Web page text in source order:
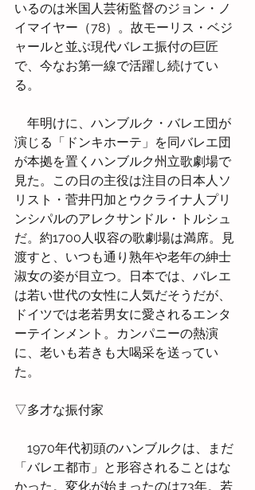
いるのは米国人芸術監督のジョン・ノ
イマイヤー（78）。故モーリス・ベジ
ャールと並ぶ現代バレエ振付の巨匠
で、今なお第一線で活躍し続けてい
る。
年明けに、ハンブルク・バレエ団が
演じる「ドンキホーテ」を同バレエ団
が本拠を置くハンブルク州立歌劇場で
見た。この日の主役は注目の日本人ソ
リスト・菅井円加とウクライナ人プリ
ンシパルのアレクサンドル・トルシュ
だ。約1700人収容の歌劇場は満席。見
渡すと、いつも通り熟年や老年の紳士
淑女の姿が目立つ。日本では、バレエ
は若い世代の女性に人気だそうだが、
ドイツでは老若男女に愛されるエンタ
ーテインメント。カンパニーの熱演
に、老いも若きも大喝采を送ってい
た。
▽多才な振付家
1970年代初頭のハンブルクは、まだ
「バレエ都市」と形容されることはな
かった。変化が始まったのは73年。若